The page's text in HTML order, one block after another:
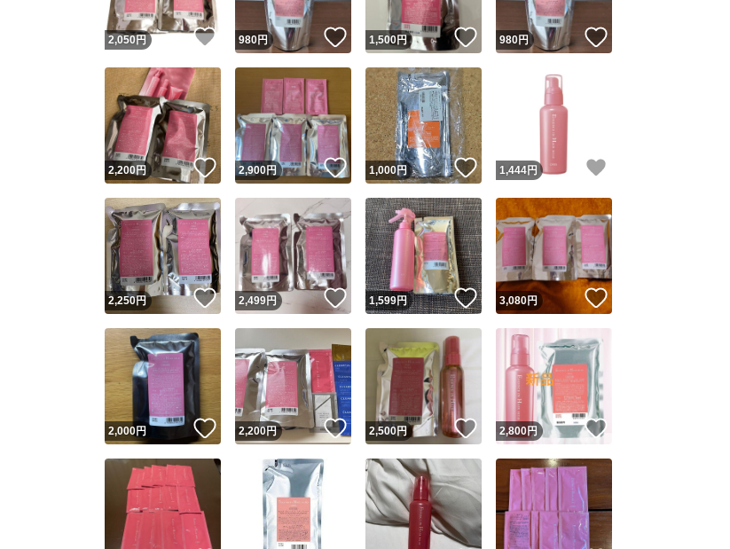
安心取引出品者 Yahoo!フリマの基準をクリアした安心・安全な
取引実績
取引実績◯+ このユーザーはYahoo!フリマの取引を完了させ
他フリマ実績◯+ このユーザーは他フリマサービスでの取引実績が
スピード&安心発送
※このバッジは実績に基づく表示であり、発送を保証しているものではありませ
スピード＆安心発送
このユーザーは高頻度で24時間以内＆設定した
ます
スピード発送 このユーザーは高頻度で24時間以内に発送してい
安心発送 このユーザーは設定した発送日数内に発送してい
商品画像の 無断転載は禁止 されています
コピーは1商品につき1回 です
出品ページへ
キャンセル
2,050 円 いいね！
980円 いいね！
1,500円 いいね！
980円
2,200円 いいね！
2,900円 いいね！
1,000円 いいね！
1,444円
2,250円 いいね！
2,499円 いいね！
1,599円 いいね！
3,080円
2,000円 いいね！
2,200円 いいね！
2,500円 いいね！
2,800円